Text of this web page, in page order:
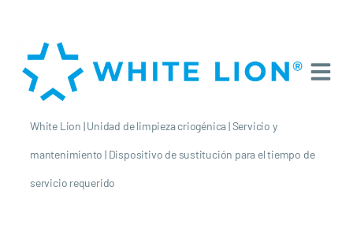
White Lion |Unidad de limpieza criogénica|Servicio y
mantenimiento | Dispositivo de sustitución para el tiempo de
servicio requerido